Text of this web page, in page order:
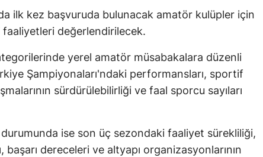
ilk kez başvuruda bulunacak amatör kulüpler için
değerlendirilecek.
yerel amatör müsabakalara düzenli
Şampiyonaları'ndaki performansları, sportif
sürdürülebilirliği ve faal sporcu sayıları
durumunda ise son üç sezondaki faaliyet sürekliliği,
başarı dereceleri ve altyapı organizasyonlarının